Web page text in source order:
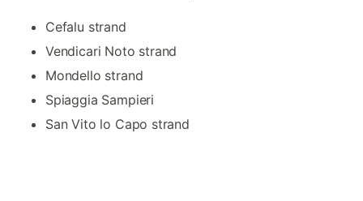
Cefalu strand
Vendicari Noto strand
Mondello strand
Spiaggia Sampieri
San Vito lo Capo strand